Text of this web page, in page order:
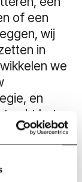
of een
wij
in
we
en
echt het
bij